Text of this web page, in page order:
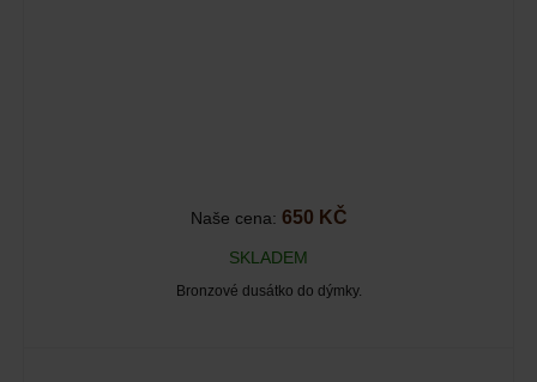
Naše cena: 650 KČ
SKLADEM
Bronzové dusátko do dýmky.